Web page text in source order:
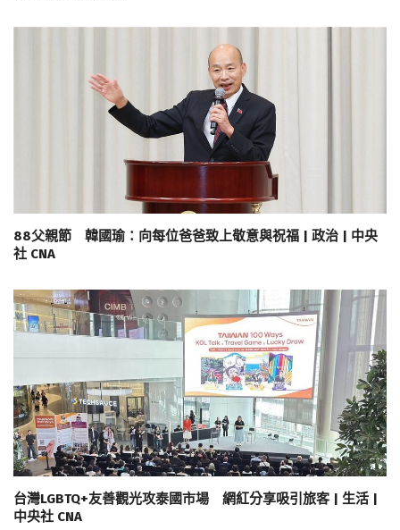
88父親節 韓國瑜：向每位爸爸致上敬意與祝福 | 政治 | 中央
社 CNA
台灣LGBTQ+友善觀光攻泰國市場 網紅分享吸引旅客 | 生活 |
中央社 CNA